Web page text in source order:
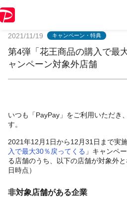
2021/11/19 キャンペーン・特典
第4弾「花王商品の購入で最
ャンペーン対象外店舗
いつも「PayPay」をご利用いただき
す。
2021年12月1日から12月31日まで実
入で最大30％戻ってくる 」キャンペ
る店舗のうち、以下の店舗が対象外
日時点）
非対象店舗がある企業